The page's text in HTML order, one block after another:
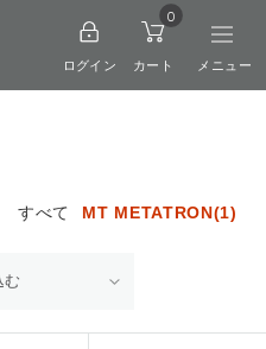
ログイン カート
0
すべて MT METATRON(1)